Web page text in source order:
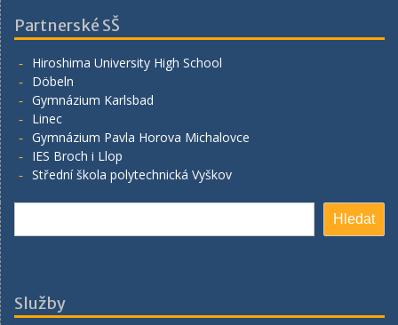
Partnerské SŠ
Hiroshima University High School
Döbeln
Gymnázium Karlsbad
Linec
Gymnázium Pavla Horova Michalovce
IES Broch i Llop
Střední škola polytechnická Vyškov
Hledat
Služby